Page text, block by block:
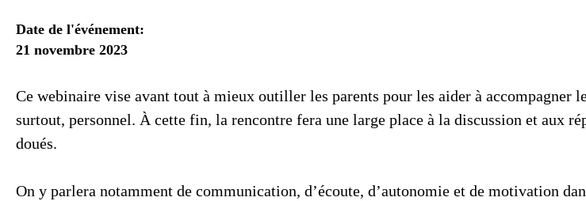
Date de l'événement:
21 novembre 2023
Ce webinaire vise avant tout à mieux outiller les parents pour les aider à
surtout, personnel. À cette fin, la rencontre fera une large place à la discussion et aux
doués.
On y parlera notamment de communication, d’écoute, d’autonomie et de motivation